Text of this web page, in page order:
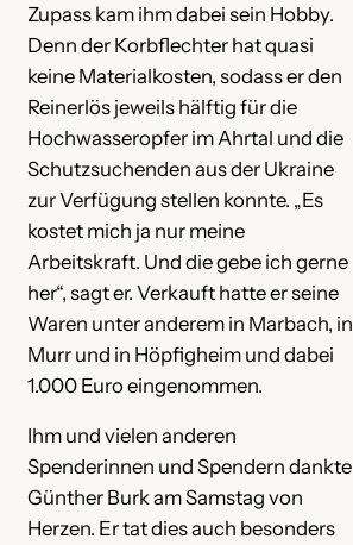
Zupass kam ihm dabei sein Hobby.
Denn der Korbflechter hat quasi
keine Materialkosten, sodass er den
Reinerlös jeweils hälftig für die
Hochwasseropfer im Ahrtal und die
Schutzsuchenden aus der Ukraine
zur Verfügung stellen konnte. „Es
kostet mich ja nur meine
Arbeitskraft. Und die gebe ich gerne
her“, sagt er. Verkauft hatte er seine
Waren unter anderem in Marbach, in
Murr und in Höpfigheim und dabei
1.000 Euro eingenommen.
Ihm und vielen anderen
Spenderinnen und Spendern dankte
Günther Burk am Samstag von
Herzen. Er tat dies auch besonders